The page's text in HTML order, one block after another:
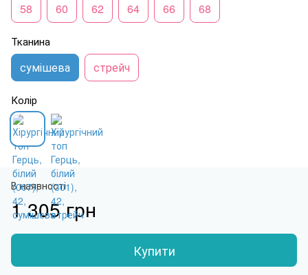
58 60 62 64 66 68
Тканина
сумішева стрейч
Колір
В наявності
1 305 грн
Купити